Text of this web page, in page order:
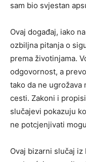
sam bio svjestan
Ovaj događaj, iako
ozbiljna pitanja o
prema životinjama.
odgovornost, a
tako da ne ugrožava
cesti. Zakoni i
slučajevi pokazuju
ne potcjenjivati
Ovaj bizarni slučaj